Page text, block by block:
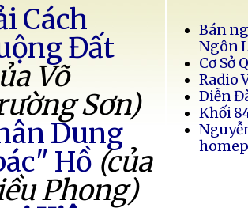
Cách
Đất
Võ
Sơn)
Dung
Hồ (của
Phong)
Bán
Ngôn
Cơ Sở
Radio
Diễn
Khối